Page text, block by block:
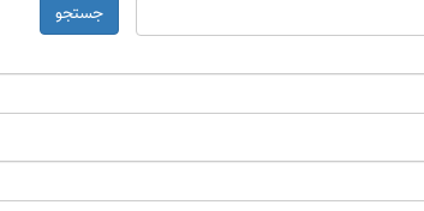
جستجو